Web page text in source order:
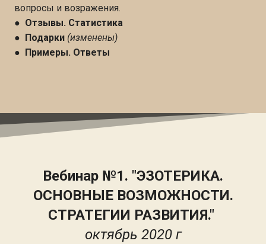
вопросы и возражения.
● Отзывы. Статистика
●
Подарки (изменены)
●
Примеры. Ответы
Вебинар №1. "ЭЗОТЕРИКА.
ОСНОВНЫЕ ВОЗМОЖНОСТИ.
СТРАТЕГИИ РАЗВИТИЯ."
октябрь 2020 г